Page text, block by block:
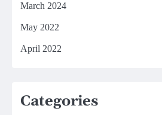
March 2024
May 2022
April 2022
Categories